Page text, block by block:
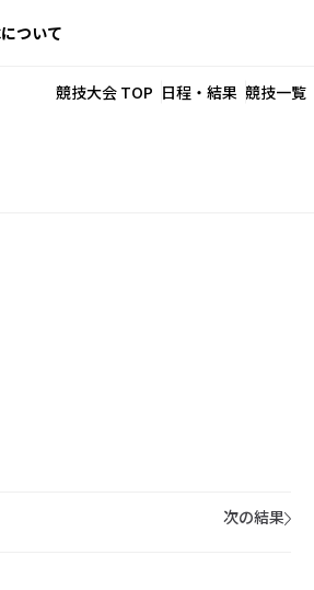
ついて
競技大会 TOP 日程・結果 競技一覧
次の結果